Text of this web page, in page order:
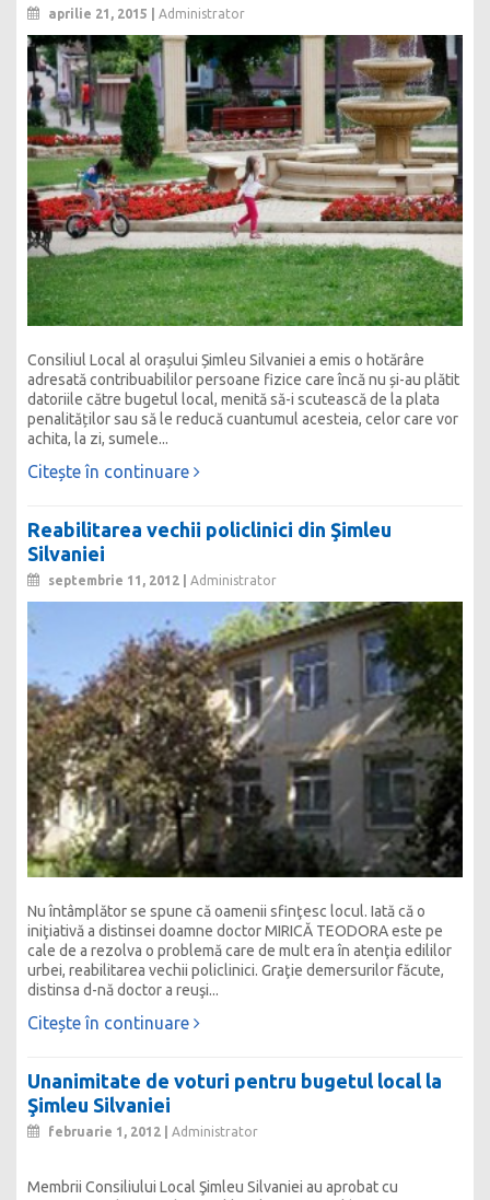
aprilie 21, 2015 | Administrator
Consiliul Local al orașului Șimleu Silvaniei a emis o hotărâre
adresată contribuabililor persoane fizice care încă nu și-au plătit
datoriile către bugetul local, menită să-i scutească de la plata
penalităților sau să le reducă cuantumul acesteia, celor care vor
achita, la zi, sumele...
Citește în continuare
Reabilitarea vechii policlinici din Şimleu
Silvaniei
septembrie 11, 2012 | Administrator
Nu întâmplător se spune că oamenii sfinţesc locul. Iată că o
iniţiativă a distinsei doamne doctor MIRICĂ TEODORA este pe
cale de a rezolva o problemă care de mult era în atenţia edililor
urbei, reabilitarea vechii policlinici. Graţie demersurilor făcute,
distinsa d-nă doctor a reuşi...
Citește în continuare
Unanimitate de voturi pentru bugetul local la
Şimleu Silvaniei
februarie 1, 2012 | Administrator
Membrii Consiliului Local Şimleu Silvaniei au aprobat cu